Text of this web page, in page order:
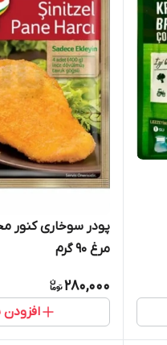
پودر سوخاری
مرغ 90 گرم
280,000